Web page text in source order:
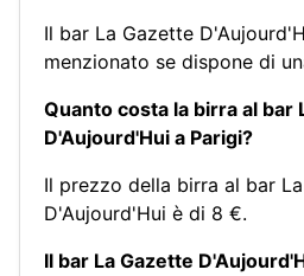
Il bar La Gazette
menzionato se dispone di
Quanto costa la birra al bar
D'Aujourd'Hui a Parigi?
Il prezzo della birra al bar
D'Aujourd'Hui è di 8 €.
Il bar La Gazette